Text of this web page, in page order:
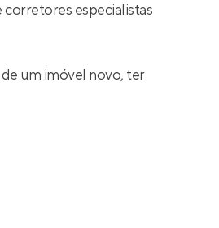
especialistas
um imóvel novo, ter